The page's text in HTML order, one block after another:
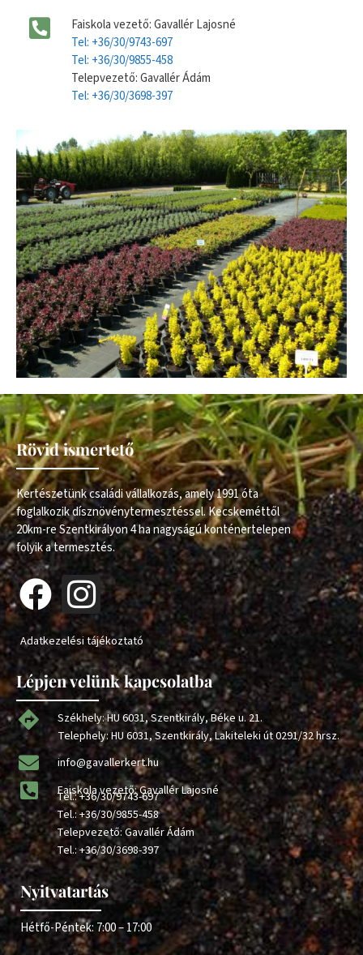
Faiskola vezető: Gavallér Lajosné
Tel: +36/30/9743-697
Tel: +36/30/9855-458
Telepvezető: Gavallér Ádám
Tel: +36/30/3698-397
Rövid ismertető
Kertészetünk családi vállalkozás, amely 1991 óta
foglalkozik dísznövénytermesztéssel. Kecskeméttől
20km-re Szentkirályon 4 ha nagyságú konténertelepen
folyik a termesztés.
Adatkezelési tájékoztató
Lépjen velünk kapcsolatba
Székhely: HU 6031, Szentkirály, Béke u. 21.
Telephely: HU 6031, Szentkirály, Lakiteleki út 0291/32 hrsz.
info@gavallerkert.hu
Faiskola vezető: Gavallér Lajosné
Tel.:+36/30/9743-697
Tel.:+36/30/9855-458
Telepvezető: Gavallér Ádám
Tel.:+36/30/3698-397
Nyitvatartás
Hétfő-Péntek: 7:00 – 17:00